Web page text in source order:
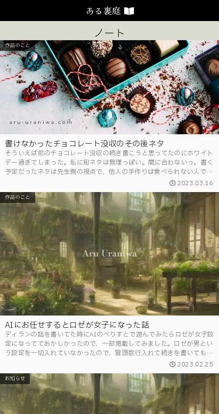
ある裏庭
ノート
作品のこと
書けなかったチョコレート没収のその後ネタ
そういえば前のチョコレート没収の続き書こうと思ってたのにホワイト
デー過ぎてしまった。私に旬ネタは無理っぽい。間に合わないっ。書く
予定だったネタは先生側の視点で、他人の手作りは食べられない人で義
理チョコは既製品以外全部捨てちゃいます。そして既製品チョコを食べ
たのは奥さまで、先生は一...
2023.03.16
作品のこと
AIにお任せするとロゼが女子になった話
ディランの話を書いてた時にAIのべりすとで遊んでみたらロゼが女子設
定になってておかしかったので、一部掲載してみました。ロゼが男とい
う設定を一切入れていなかったので、冒頭数行入れて続きを書いてもら
ったらロゼが女子になってディランと恋人みたいな展開に。どうなる
の！？って思ってたらアカ...
2023.02.25
お知らせ